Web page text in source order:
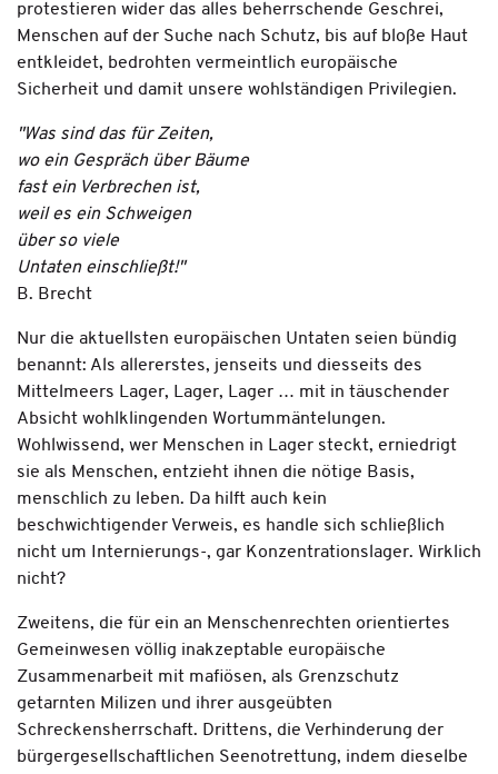
protestieren wider das alles beherrschende Geschrei,
Menschen auf der Suche nach Schutz, bis auf bloße Haut
entkleidet, bedrohten vermeintlich europäische
Sicherheit und damit unsere wohlständigen Privilegien.
"Was sind das für Zeiten,
wo ein Gespräch über Bäume
fast ein Verbrechen ist,
weil es ein Schweigen
über so viele
Untaten einschließt!"
B. Brecht
Nur die aktuellsten europäischen Untaten seien bündig
benannt: Als allererstes, jenseits und diesseits des
Mittelmeers Lager, Lager, Lager … mit in täuschender
Absicht wohlklingenden Wortummäntelungen.
Wohlwissend, wer Menschen in Lager steckt, erniedrigt
sie als Menschen, entzieht ihnen die nötige Basis,
menschlich zu leben. Da hilft auch kein
beschwichtigender Verweis, es handle sich schließlich
nicht um Internierungs-, gar Konzentrationslager. Wirklich
nicht?
Zweitens, die für ein an Menschenrechten orientiertes
Gemeinwesen völlig inakzeptable europäische
Zusammenarbeit mit mafiösen, als Grenzschutz
getarnten Milizen und ihrer ausgeübten
Schreckensherrschaft. Drittens, die Verhinderung der
bürgergesellschaftlichen Seenotrettung, indem dieselbe